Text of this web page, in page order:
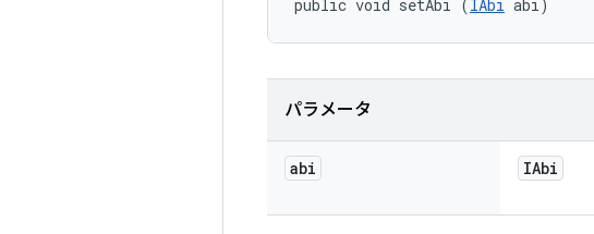
public void setAbi ( IAbi abi)
パラメータ
abi IAbi